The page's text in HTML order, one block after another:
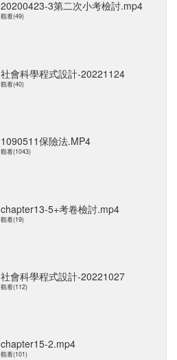
20200423-3第二次小考檢討.mp4
觀看(49)
社會科學程式設計-20221124
觀看(40)
1090511保險法.MP4
觀看(1043)
chapter13-5+考卷檢討.mp4
觀看(19)
社會科學程式設計-20221027
觀看(112)
chapter15-2.mp4
觀看(101)